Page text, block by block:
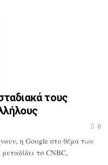
τους
0
η Google στο θέμα των
το CNBC,